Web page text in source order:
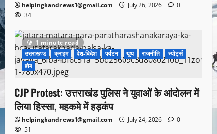
helpinghandnews1@gmail.com July 26, 2026
0
34
1 minute read
उत्तराखण्ड
क्राइम देश-विदेश पर्यटन यूथ राजनीति
स्पोर्ट्स
होम
CJP Protest: उत्तराखंड पुलिस ने युवाओं के आंदोलन में
लिया हिस्सा, महकमे में हड़कंप
helpinghandnews1@gmail.com July 24, 2026
0
51